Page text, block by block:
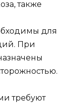
также
для
При
требуют